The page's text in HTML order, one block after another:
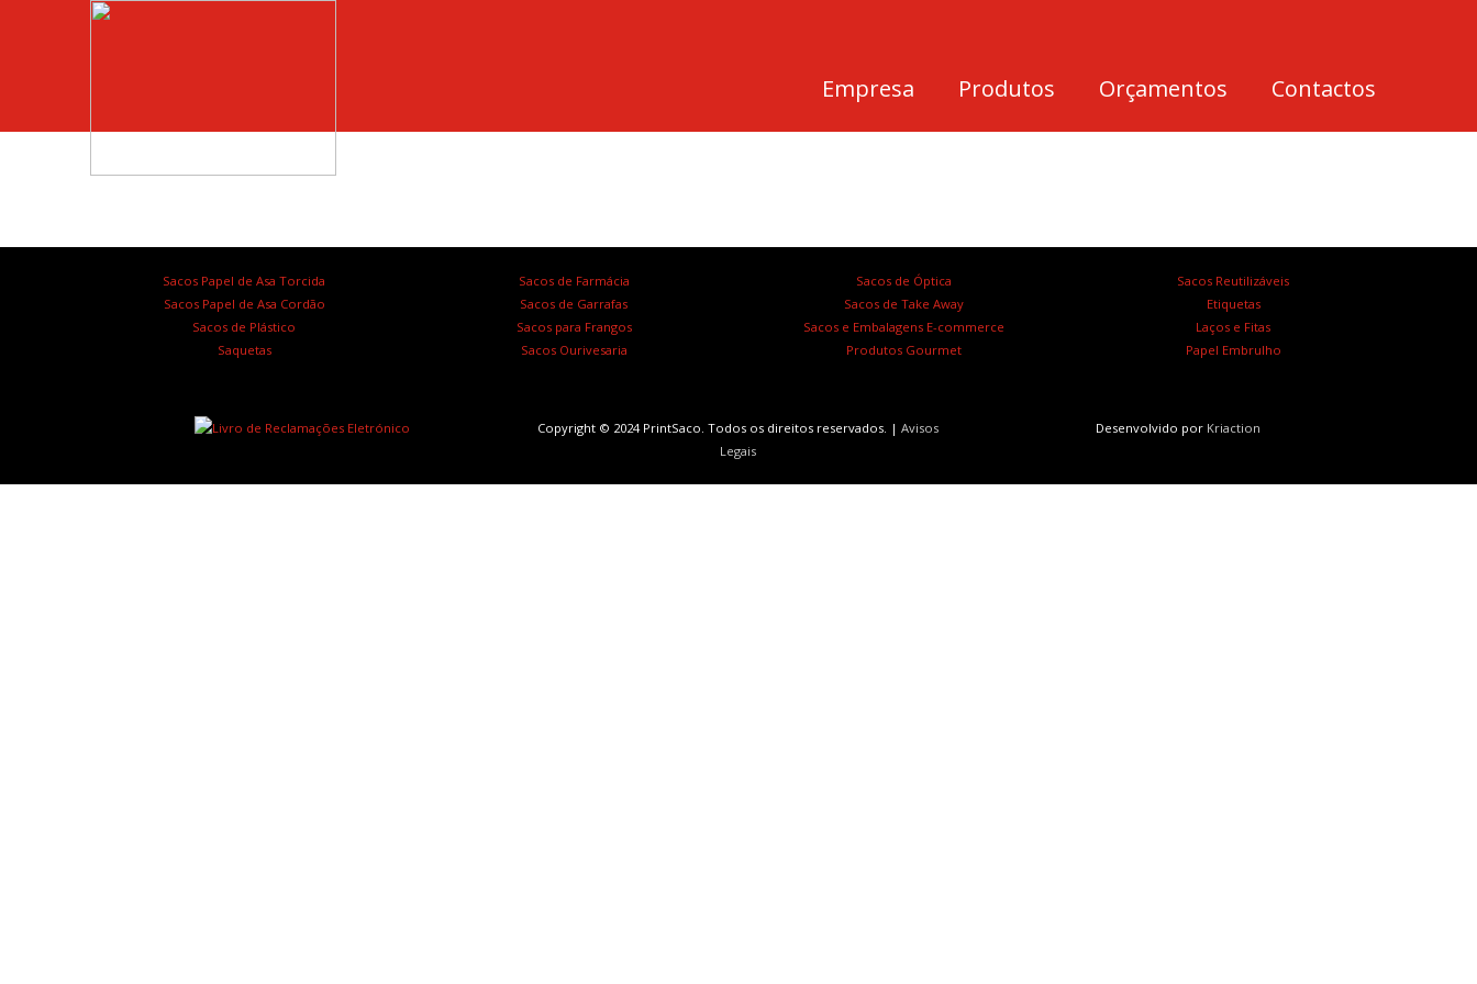
Empresa Produtos Orçamentos Contactos
Sacos Papel de Asa Torcida
Sacos Papel de Asa Cordão
Sacos de Plástico
Saquetas
Sacos de Farmácia
Sacos de Garrafas
Sacos para Frangos
Sacos Ourivesaria
Sacos de Óptica
Sacos de Take Away
Sacos e Embalagens E-commerce
Produtos Gourmet
Sacos Reutilizáveis
Etiquetas
Laços e Fitas
Papel Embrulho
Copyright © 2024 PrintSaco. Todos os direitos reservados. | Avisos
Legais
Desenvolvido por Kriaction